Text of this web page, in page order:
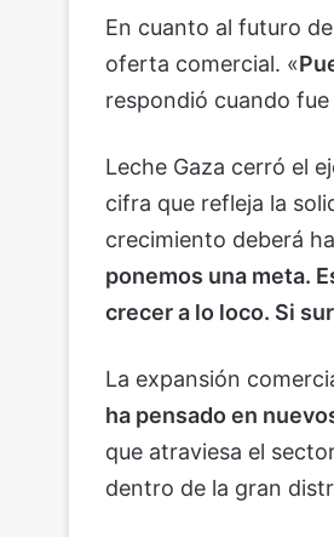
En cuanto al futuro
oferta comercial. «
respondió cuando
Leche Gaza cerró el
cifra que refleja la
crecimiento deberá
ponemos una meta.
crecer a lo loco. Si
La expansión
ha pensado en
que atraviesa el
dentro de la gran